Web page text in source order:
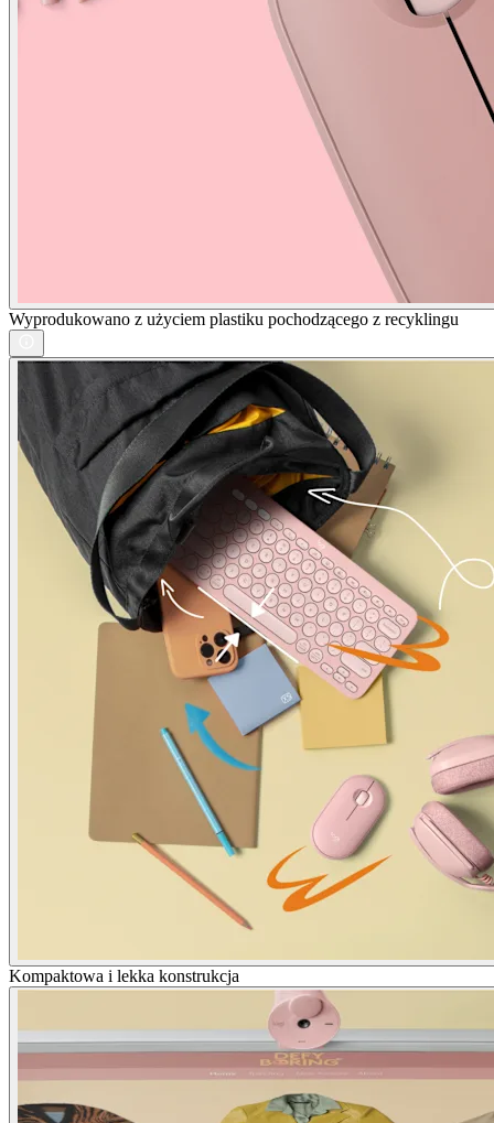
Wyprodukowano z użyciem plastiku pochodzącego z recyklingu
Kompaktowa i lekka konstrukcja